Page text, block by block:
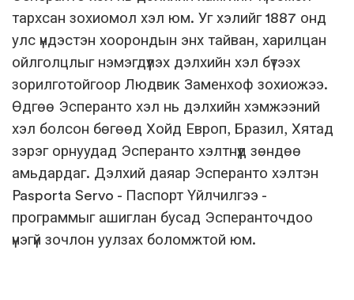
тархсан зохиомол хэл юм. Уг хэлийг 1887 онд
улс үндэстэн хоорондын энх тайван, харилцан
ойлголцлыг нэмэгдүүлэх дэлхийн хэл бүтээх
зорилготойгоор Людвик Заменхоф зохиожээ.
Өдгөө Эсперанто хэл нь дэлхийн хэмжээний
хэл болсон бөгөөд Хойд Европ, Бразил, Хятад
зэрэг орнуудад Эсперанто хэлтнүүд зөндөө
амьдардаг. Дэлхий даяар Эсперанто хэлтэн
Pasporta Servo - Паспорт Үйлчилгээ -
программыг ашиглан бусад Эсперанточдоо
үнэгүй зочлон уулзах боломжтой юм.